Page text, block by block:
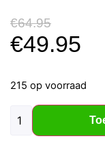
€64.95
€49.95
215 op voorraad